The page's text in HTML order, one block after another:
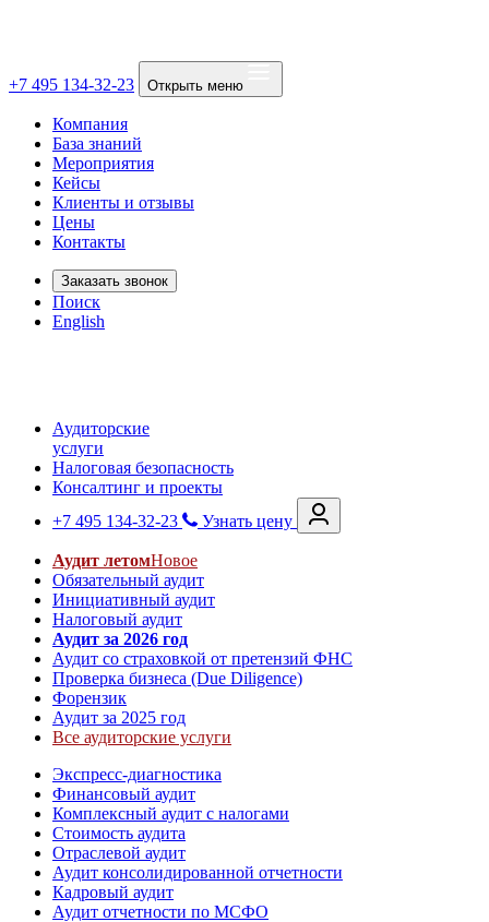
+7 495 134-32-23 Открыть меню
Компания
База знаний
Мероприятия
Кейсы
Клиенты и отзывы
Цены
Контакты
Заказать звонок
Поиск
English
Аудиторские
услуги
Налоговая безопасность
Консалтинг и проекты
+7 495 134-32-23
Узнать цену
Аудит летомНовое
Обязательный аудит
Инициативный аудит
Налоговый аудит
Аудит за 2026 год
Аудит со страховкой от претензий ФНС
Проверка бизнеса (Due Diligence)
Форензик
Аудит за 2025 год
Все аудиторские услуги
Экспресс-диагностика
Финансовый аудит
Комплексный аудит с налогами
Стоимость аудита
Отраслевой аудит
Аудит консолидированной отчетности
Кадровый аудит
Аудит отчетности по МСФО